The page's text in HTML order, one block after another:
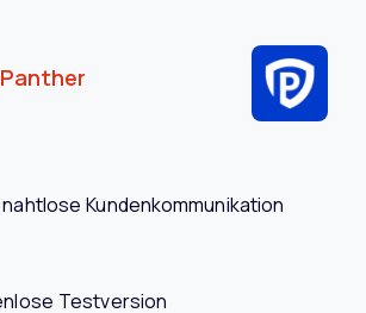
Kundenkommunikation
Testversion